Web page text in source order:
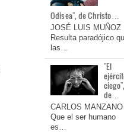
Odisea", de Christo…
JOSÉ LUIS MUÑOZ
Resulta paradójico
las…
"El
de…
CARLOS MANZANO
Que el ser humano
es…